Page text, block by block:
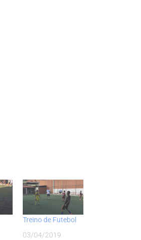
Treino de Futebol
03/04/2019